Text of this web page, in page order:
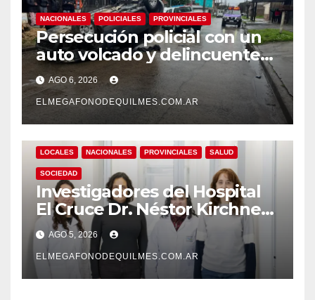
NACIONALES POLICIALES PROVINCIALES
Persecución policial con un
auto volcado y delincuentes
detenidos en San Francisco
Solano
AGO 6, 2026
ELMEGAFONODEQUILMES.COM.AR
LOCALES NACIONALES PROVINCIALES SALUD
SOCIEDAD
Investigadores del Hospital
El Cruce Dr. Néstor Kirchner
desarrollan un estudio
pionero sobre el
envejecimiento cerebral y las
demencias
AGO 5, 2026
ELMEGAFONODEQUILMES.COM.AR